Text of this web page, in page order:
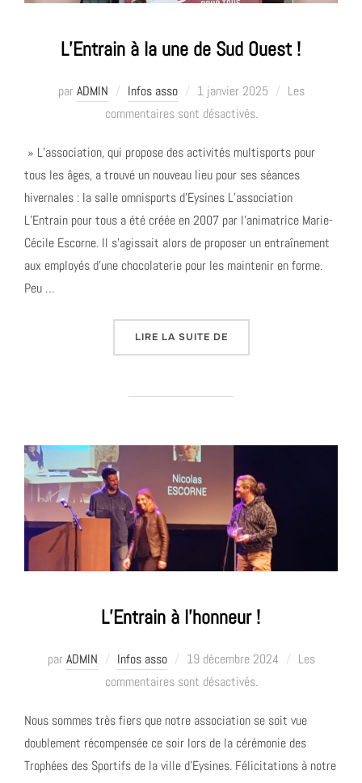
L’Entrain à la une de Sud Ouest !
parADMIN Infos asso
Publié
le
1 janvier 2025
Les
commentaires sont désactivés.
» L’association, qui propose des activités multisports pour
tous les âges, a trouvé un nouveau lieu pour ses séances
hivernales : la salle omnisports d’Eysines L’association
L’Entrain pour tous a été créée en 2007 par l’animatrice Marie-
Cécile Escorne. Il s’agissait alors de proposer un entraînement
aux employés d’une chocolaterie pour les maintenir en forme.
Peu …
LIRE LA SUITE DE« L’ENTRAIN À LA UNE
L’Entrain à l’honneur !
parADMIN Infos asso
Publié
le
19 décembre 2024
Les
commentaires sont désactivés.
Nous sommes très fiers que notre association se soit vue
doublement récompensée ce soir lors de la cérémonie des
Trophées des Sportifs de la ville d’Eysines. Félicitations à notre